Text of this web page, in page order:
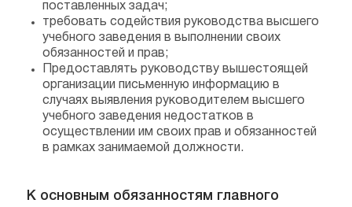
поставленных задач;
требовать содействия руководства высшего
учебного заведения в выполнении своих
обязанностей и прав;
Предоставлять руководству вышестоящей
организации письменную информацию в
случаях выявления руководителем высшего
учебного заведения недостатков в
осуществлении им своих прав и обязанностей
в рамках занимаемой должности.
К основным обязанностям главного